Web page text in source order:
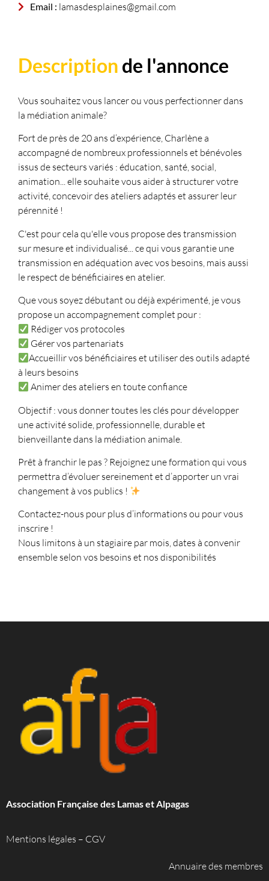
Email : lamasdesplaines@gmail.com
Description de l'annonce
Vous souhaitez vous lancer ou vous perfectionner dans
la médiation animale?
Fort de près de 20 ans d’expérience, Charlène a
accompagné de nombreux professionnels et bénévoles
issus de secteurs variés : éducation, santé, social,
animation... elle souhaite vous aider à structurer votre
activité, concevoir des ateliers adaptés et assurer leur
pérennité !
C'est pour cela qu'elle vous propose des transmission
sur mesure et individualisé... ce qui vous garantie une
transmission en adéquation avec vos besoins, mais aussi
le respect de bénéficiaires en atelier.
Que vous soyez débutant ou déjà expérimenté, je vous
propose un accompagnement complet pour :
Rédiger vos protocoles
Gérer vos partenariats
Accueillir vos bénéficiaires et utiliser des outils adapté
à leurs besoins
Animer des ateliers en toute confiance
Objectif : vous donner toutes les clés pour développer
une activité solide, professionnelle, durable et
bienveillante dans la médiation animale.
Prêt à franchir le pas ? Rejoignez une formation qui vous
permettra d’évoluer sereinement et d’apporter un vrai
changement à vos publics !
Contactez-nous pour plus d’informations ou pour vous
inscrire !
Nous limitons à un stagiaire par mois, dates à convenir
ensemble selon vos besoins et nos disponibilités
Association Française des Lamas et Alpagas
Mentions légales – CGV
Annuaire des membres